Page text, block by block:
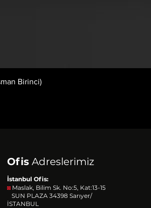
Birinci)
Ofis Adreslerimiz
İstanbul Ofis:
◙Maslak, Bilim Sk. No:5, Kat:13-15
SUN PLAZA 34398 Sarıyer/
İSTANBUL